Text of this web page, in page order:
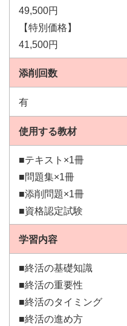
49,500円
【特別価格】
41,500円
添削回数
有
使用する教材
■テキスト×1冊
■問題集×1冊
■添削問題×1冊
■資格認定試験
学習内容
■終活の基礎知識
■終活の重要性
■終活のタイミング
■終活の進め方